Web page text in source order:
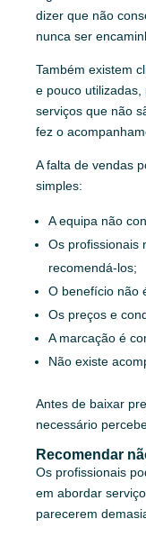
dizer que não
nunca ser
Também existem
e pouco
serviços que não
fez o
A falta de vendas
simples:
A equipa não
Os profissionais
recomendá-los;
O benefício não
Os preços e
A marcação é
Não existe
Antes de baixar
necessário
Recomendar
Os profissionais
em abordar
parecerem